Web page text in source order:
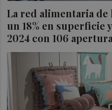
La red alimentaria
un 18% en superficie
2024 con 106